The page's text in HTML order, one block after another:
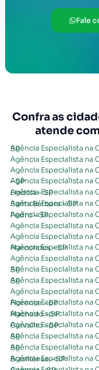
Fale
Confra as
atende
Agência Especialista na Criação de Site em Adamantina – SP
Agência Especialista na
Agência Especialista na
Agência Especialista na Criação de Site em Águas da Prata – SP
Agência Especialista na Criação de Site em Águas de Lindóia – SP
Agência Especialista na Criação de Site em Águas de Santa Bárbara – SP
Agência Especialista na Criação de Site em Águas de São Pedro – SP
Agência Especialista na
Agência Especialista na
Agência Especialista na Criação de Site em Alfredo Marcondes – SP
Agência Especialista na
Agência Especialista na Criação de Site em Altinópolis – SP
Agência Especialista na Criação de Site em Alto Alegre – SP
Agência Especialista na
Agência Especialista na Criação de Site em Álvares Florence – SP
Agência Especialista na Criação de Site em Álvares Machado – SP
Agência Especialista na Criação de Site em Álvaro de Carvalho – SP
Agência Especialista na Criação de Site em Alvinlândia – SP
Agência Especialista na Criação de Site em Americana – SP
Agência Especialista na Criação de Site em Américo Brasiliense – SP